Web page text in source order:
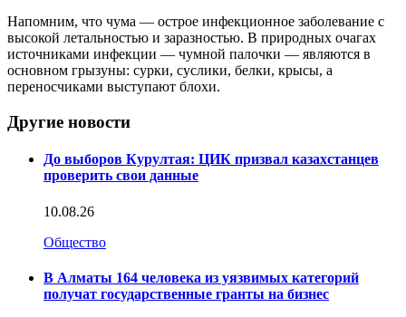
Напомним, что чума — острое инфекционное заболевание с
высокой летальностью и заразностью. В природных очагах
источниками инфекции — чумной палочки — являются в
основном грызуны: сурки, суслики, белки, крысы, а
переносчиками выступают блохи.
Другие новости
До выборов Курултая: ЦИК призвал казахстанцев
проверить свои данные
10.08.26
Общество
В Алматы 164 человека из уязвимых категорий
получат государственные гранты на бизнес